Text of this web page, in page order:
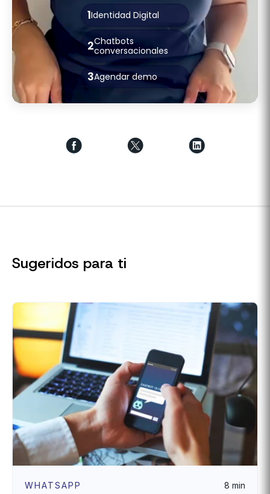
1Identidad Digital
2Chatbots
conversacionales
3Agendar demo
Sugeridos para ti
WHATSAPP 8 min